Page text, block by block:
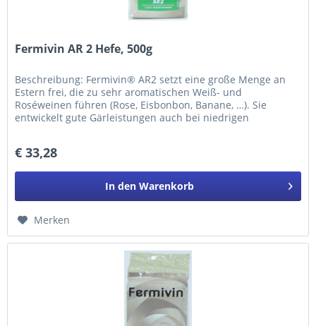
Fermivin AR 2 Hefe, 500g
Beschreibung: Fermivin® AR2 setzt eine große Menge an
Estern frei, die zu sehr aromatischen Weiß- und
Roséweinen führen (Rose, Eisbonbon, Banane, …). Sie
entwickelt gute Gärleistungen auch bei niedrigen
€ 33,28
In den Warenkorb
Merken